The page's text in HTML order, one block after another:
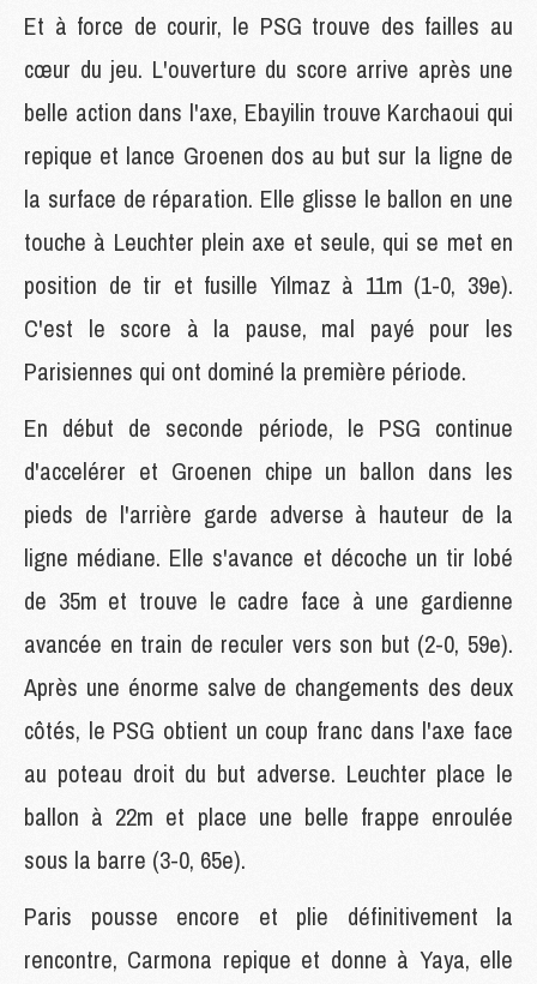
Et à force de courir, le PSG trouve des failles au
cœur du jeu. L'ouverture du score arrive après une
belle action dans l'axe, Ebayilin trouve Karchaoui qui
repique et lance Groenen dos au but sur la ligne de
la surface de réparation. Elle glisse le ballon en une
touche à Leuchter plein axe et seule, qui se met en
position de tir et fusille Yilmaz à 11m (1-0, 39e).
C'est le score à la pause, mal payé pour les
Parisiennes qui ont dominé la première période.
En début de seconde période, le PSG continue
d'accelérer et Groenen chipe un ballon dans les
pieds de l'arrière garde adverse à hauteur de la
ligne médiane. Elle s'avance et décoche un tir lobé
de 35m et trouve le cadre face à une gardienne
avancée en train de reculer vers son but (2-0, 59e).
Après une énorme salve de changements des deux
côtés, le PSG obtient un coup franc dans l'axe face
au poteau droit du but adverse. Leuchter place le
ballon à 22m et place une belle frappe enroulée
sous la barre (3-0, 65e).
Paris pousse encore et plie définitivement la
rencontre, Carmona repique et donne à Yaya, elle